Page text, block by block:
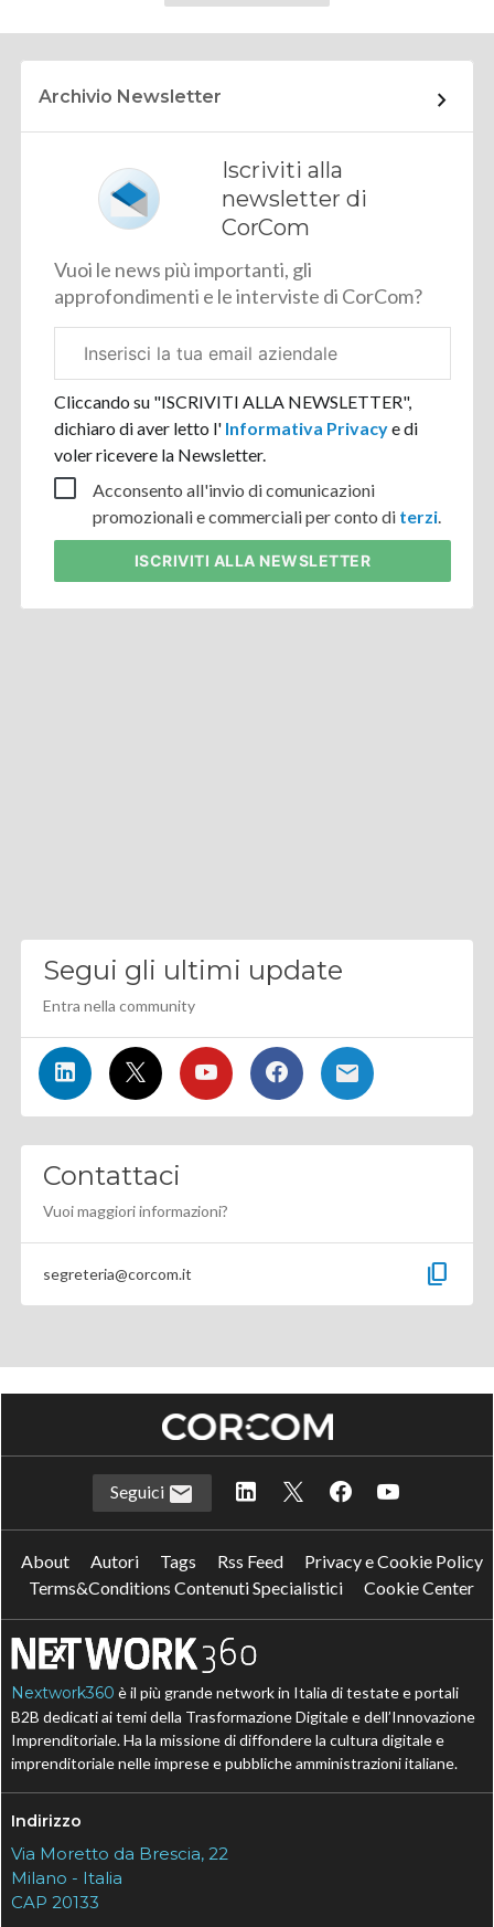
successiva
Archivio Newsletter
Iscriviti alla
newsletter di
CorCom
Vuoi le news più importanti, gli
approfondimenti e le interviste di CorCom?
aziendale
Cliccando su "ISCRIVITI ALLA NEWSLETTER",
dichiaro di aver letto l' Informativa Privacye di
voler ricevere la Newsletter.
Acconsento all'invio di comunicazioni
promozionali e commerciali per conto di terzi.
ISCRIVITI ALLA NEWSLETTER
Segui gli ultimi update
Entra nella community
Contattaci
Vuoi maggiori informazioni?
segreteria@corcom.it content_copy
Seguici
About Autori Tags Rss Feed
Privacy e Cookie Policy
Terms&Conditions Contenuti Specialistici
Cookie Center
Nextwork360 è il più grande network in Italia di testate e portali
B2B dedicati ai temi della Trasformazione Digitale e dell’Innovazione
Imprenditoriale. Ha la missione di diffondere la cultura digitale e
imprenditoriale nelle imprese e pubbliche amministrazioni italiane.
Indirizzo
Via Moretto da Brescia, 22
Milano - Italia
CAP 20133